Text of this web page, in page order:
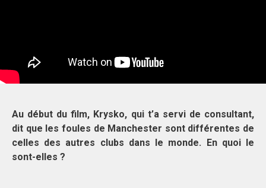
Au début du film, Krysko, qui t’a servi de consultant,
dit que les foules de Manchester sont différentes de
celles des autres clubs dans le monde. En quoi le
sont-elles ?